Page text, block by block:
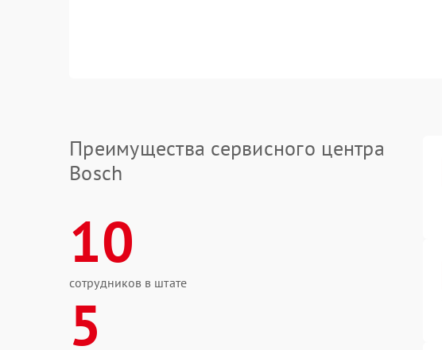
Преимущества сервисного центра
Bosch
10
сотрудников в штате
5